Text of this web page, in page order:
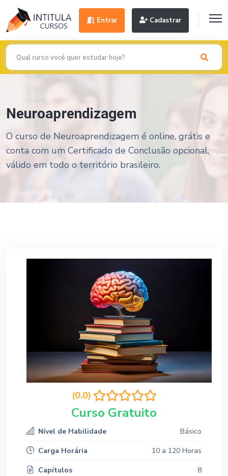
Entrar Cadastrar
Neuroaprendizagem
O curso de Neuroaprendizagem é online, grátis e
conta com um Certificado de Conclusão opcional,
válido em todo o território brasileiro.
(0.0)
Curso Gratuito
Nível de Habilidade
Básico
Carga Horária
10 a 120 Horas
Capítulos
8